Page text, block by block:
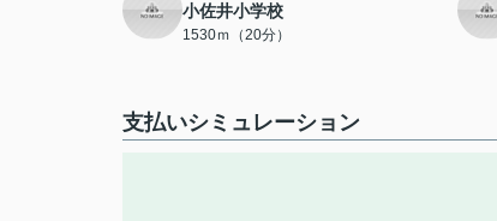
小佐井小学校
1530ｍ（20分）
支払いシミュレーション